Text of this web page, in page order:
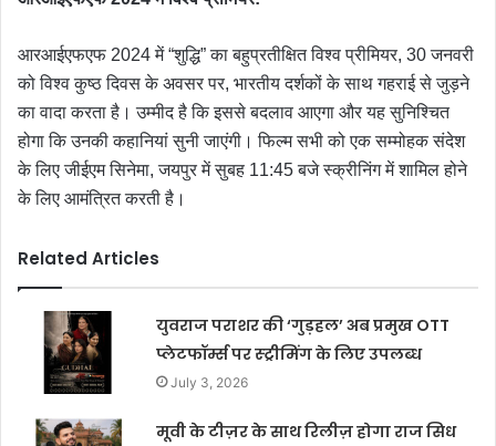
आरआईएफएफ 2024 में “शुद्धि” का बहुप्रतीक्षित विश्व प्रीमियर, 30 जनवरी
को विश्व कुष्ठ दिवस के अवसर पर, भारतीय दर्शकों के साथ गहराई से जुड़ने
का वादा करता है। उम्मीद है कि इससे बदलाव आएगा और यह सुनिश्चित
होगा कि उनकी कहानियां सुनी जाएंगी। फिल्म सभी को एक सम्मोहक संदेश
के लिए जीईएम सिनेमा, जयपुर में सुबह 11:45 बजे स्क्रीनिंग में शामिल होने
के लिए आमंत्रित करती है।
Related Articles
युवराज पराशर की ‘गुड़हल’ अब प्रमुख OTT
प्लेटफॉर्म्स पर स्ट्रीमिंग के लिए उपलब्ध
July 3, 2026
मूवी के टीज़र के साथ रिलीज़ होगा राज सिध